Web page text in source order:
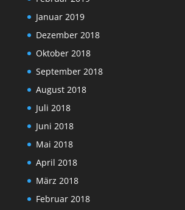
Januar 2019
Dezember 2018
Oktober 2018
September 2018
August 2018
Juli 2018
Juni 2018
Mai 2018
April 2018
März 2018
Februar 2018